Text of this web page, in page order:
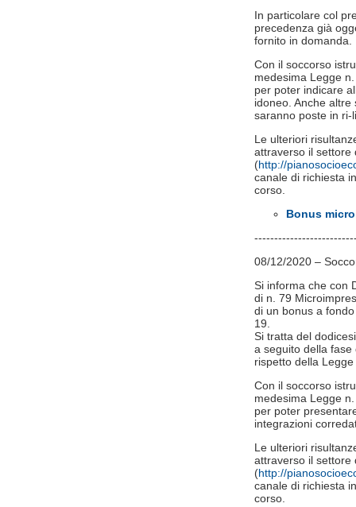
In particolare col
precedenza già
fornito in domanda.
Con il soccorso
medesima Legge
per poter indicare
idoneo. Anche altre
saranno poste in ri-
Le ulteriori
attraverso il settore
(http://
canale di richiesta
corso.
Bonus
08/12/2020 –
Si informa che con
di n. 79
di un bonus a
19.
Si tratta del
a seguito della fase
rispetto della
Con il soccorso
medesima Legge
per poter
integrazioni
Le ulteriori
attraverso il settore
(http://
canale di richiesta
corso.